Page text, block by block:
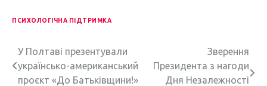
ПСИХОЛОГІЧНА ПІДТРИМКА
Н
а
У Полтаві презентували
українсько-американський
проєкт «До Батьківщини!»
Зверення
Президента з нагоди
Дня Незалежності